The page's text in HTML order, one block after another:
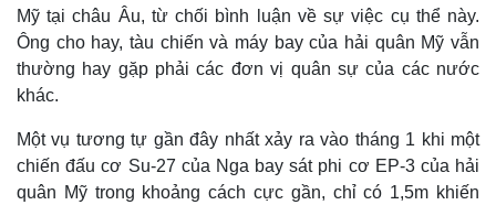
Mỹ tại châu Âu, từ chối bình luận về sự việc cụ thể này.
Ông cho hay, tàu chiến và máy bay của hải quân Mỹ vẫn
thường hay gặp phải các đơn vị quân sự của các nước
khác.
Một vụ tương tự gần đây nhất xảy ra vào tháng 1 khi một
chiến đấu cơ Su-27 của Nga bay sát phi cơ EP-3 của hải
quân Mỹ trong khoảng cách cực gần, chỉ có 1,5m khiến